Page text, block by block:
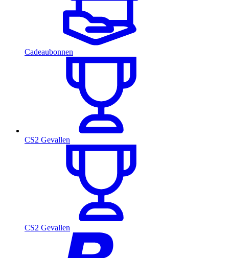
Cadeaubonnen
CS2 Gevallen
CS2 Gevallen